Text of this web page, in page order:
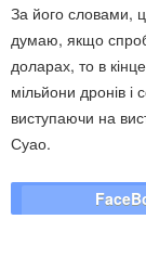
За його словами,
думаю, якщо
доларах, то в
мільйони дронів і
виступаючи на
Суао.